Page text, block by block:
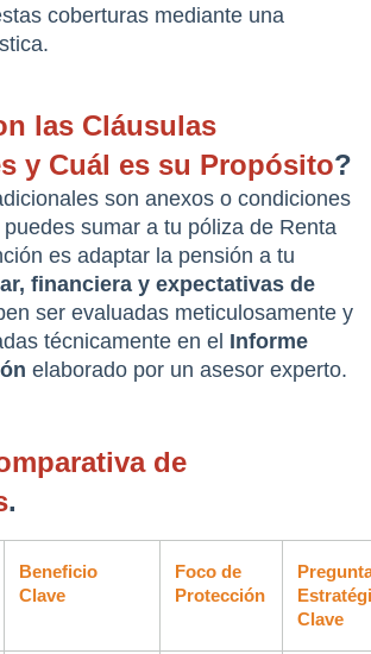
coberturas mediante una
las Cláusulas
y Cuál es su Propósito?
son anexos o condiciones
sumar a tu póliza de Renta
financiera y expectativas de
ser evaluadas meticulosamente y
técnicamente en el Informe
elaborado por un asesor experto.
de
.
Beneficio
Clave
Foco de
Protección
Clave